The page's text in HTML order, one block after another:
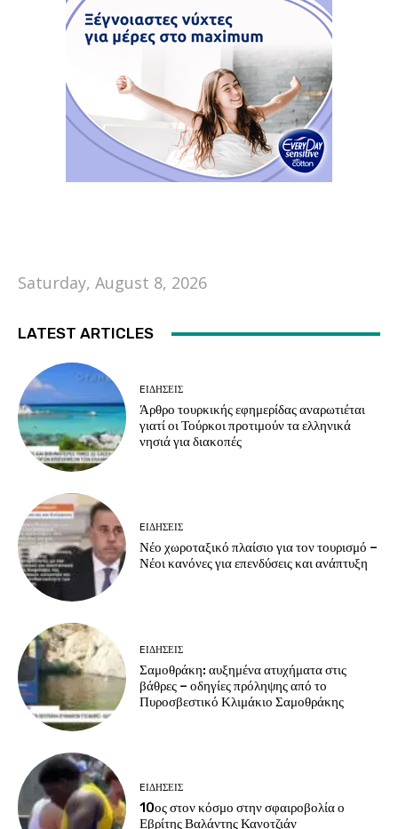
Saturday, August 8, 2026
LATEST ARTICLES
EΙΔΗΣΕΙΣ
Άρθρο τουρκικής εφημερίδας αναρωτιέται
γιατί οι Τούρκοι προτιμούν τα ελληνικά
νησιά για διακοπές
EΙΔΗΣΕΙΣ
Νέο χωροταξικό πλαίσιο για τον τουρισμό –
Νέοι κανόνες για επενδύσεις και ανάπτυξη
EΙΔΗΣΕΙΣ
Σαμοθράκη: αυξημένα ατυχήματα στις
βάθρες – οδηγίες πρόληψης από το
Πυροσβεστικό Κλιμάκιο Σαμοθράκης
EΙΔΗΣΕΙΣ
10ος στον κόσμο στην σφαιροβολία ο
Εβρίτης Βαλάντης Κανοτζιάν